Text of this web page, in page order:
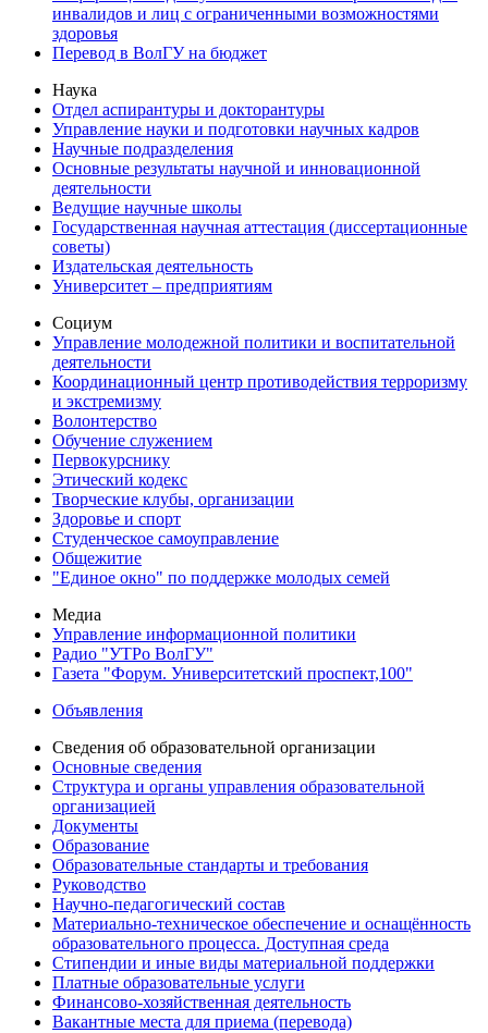
инвалидов и лиц с ограниченными возможностями
здоровья
Перевод в ВолГУ на бюджет
Наука
Отдел аспирантуры и докторантуры
Управление науки и подготовки научных кадров
Научные подразделения
Основные результаты научной и инновационной
деятельности
Ведущие научные школы
Государственная научная аттестация (диссертационные
советы)
Издательская деятельность
Университет – предприятиям
Социум
Управление молодежной политики и воспитательной
деятельности
Координационный центр противодействия терроризму
и экстремизму
Волонтерство
Обучение служением
Первокурснику
Этический кодекс
Творческие клубы, организации
Здоровье и спорт
Студенческое самоуправление
Общежитие
"Единое окно" по поддержке молодых семей
Медиа
Управление информационной политики
Радио "УТРо ВолГУ"
Газета "Форум. Университетский проспект,100"
Объявления
Сведения об образовательной организации
Основные сведения
Структура и органы управления образовательной
организацией
Документы
Образование
Образовательные стандарты и требования
Руководство
Научно-педагогический состав
Материально-техническое обеспечение и оснащённость
образовательного процесса. Доступная среда
Стипендии и иные виды материальной поддержки
Платные образовательные услуги
Финансово-хозяйственная деятельность
Вакантные места для приема (перевода)